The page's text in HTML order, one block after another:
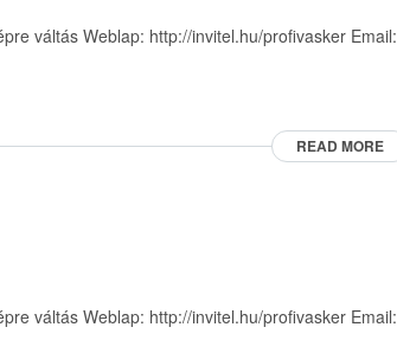
váltás Weblap: http://invitel.hu/profivasker Email:
READ MORE
váltás Weblap: http://invitel.hu/profivasker Email: